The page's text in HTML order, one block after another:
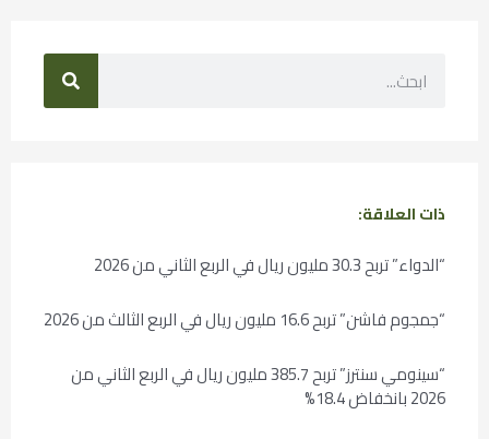
ذات العلاقة:
“الدواء” تربح 30.3 مليون ريال في الربع الثاني من 2026
“جمجوم فاشن” تربح 16.6 مليون ريال في الربع الثالث من 2026
“سينومي سنترز” تربح 385.7 مليون ريال في الربع الثاني من
2026 بانخفاض 18.4%